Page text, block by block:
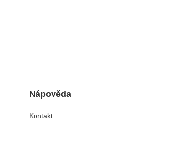
Nápověda
Kontakt